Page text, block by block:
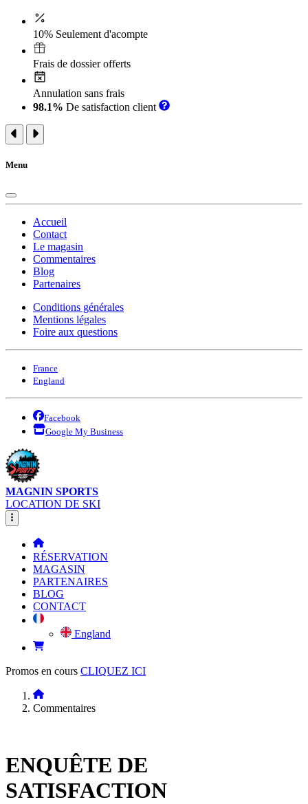
10% Seulement d'acompte
Frais de dossier offerts
Annulation sans frais
98.1% De satisfaction client
Menu
Accueil
Contact
Le magasin
Commentaires
Blog
Partenaires
Conditions générales
Mentions légales
Foire aux questions
France
England
Facebook
Google My Business
MAGNIN SPORTS
LOCATION DE SKI
RÉSERVATION
MAGASIN
PARTENAIRES
BLOG
CONTACT
England
Promos en cours CLIQUEZ ICI
Commentaires
ENQUÊTE DE
SATISFACTION